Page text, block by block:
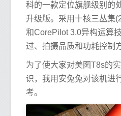
科的一款定位旗舰级别的
升级版。采用十核三丛集
和CorePilot 3.0异构运算
过、拍摄品质和功耗控制
为了使大家对美图T8s的
识，我用安兔兔对该机进
考。